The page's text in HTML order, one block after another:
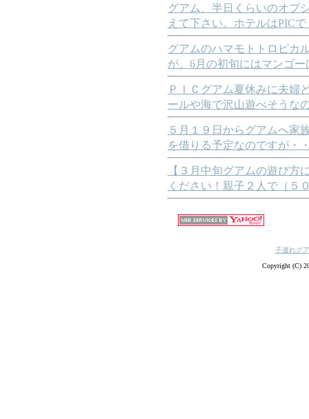
グアム、半日くらいのオプ
えて下さい。ホテルはPIC
グアムのハマモトトロピカ
が、6月の初旬にはマンゴ
ＰＩＣグアム夏休みに夫婦
ールや海で沢山遊べそうな
５月１９日からグアムへ家
を借りる予定なのですが・
【３月中旬グアムの遊び方
ください！親子２人で（５
子連れグ
Copyright (C)